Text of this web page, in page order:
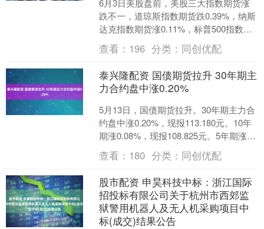
6月3日美股盘前，美股三大指数期货涨
跌不一，道琼斯指数期货跌0.39%，纳斯
达克指数期货涨0.11%，标普500指数期
货跌0.14%。 大型科技股盘前普跌，特
斯....
查看： 196 分类： 同创优配
泰兴隆配资 国债期货拉升 30年期主
力合约盘中涨0.20%
5月13日，国债期货拉升。30年期主力合
约盘中涨0.20%，现报113.180元。10年
期涨0.08%，现报108.825元。5年期涨
0.08%，现报106.3....
查看： 180 分类： 同创优配
股市配资 申昊科技中标：浙江国际
招投标有限公司关于杭州市西郊监
狱警用机器人及无人机采购项目中
标(成交)结果公告